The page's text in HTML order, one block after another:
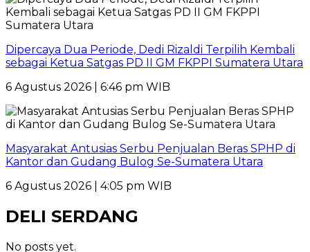
Dipercaya Dua Periode, Dedi Rizaldi Terpilih Kembali
sebagai Ketua Satgas PD II GM FKPPI Sumatera Utara
6 Agustus 2026 | 6:46 pm WIB
Masyarakat Antusias Serbu Penjualan Beras SPHP di
Kantor dan Gudang Bulog Se-Sumatera Utara
6 Agustus 2026 | 4:05 pm WIB
DELI SERDANG
No posts yet.